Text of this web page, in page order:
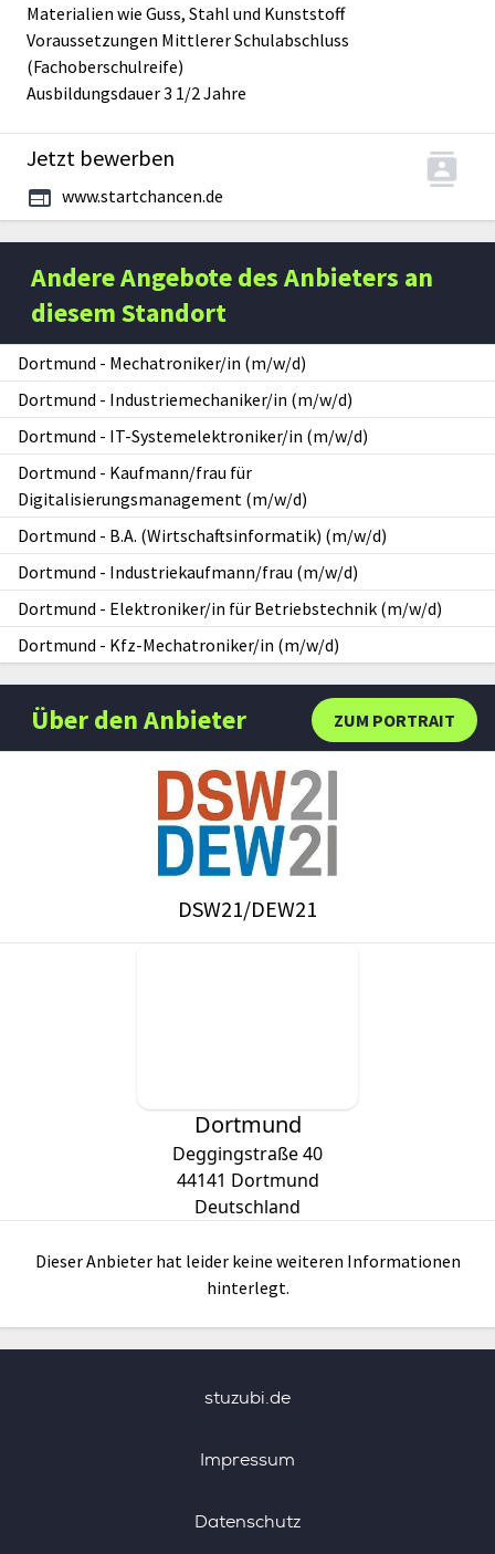
Materialien wie Guss, Stahl und Kunststoff
Voraussetzungen Mittlerer Schulabschluss
(Fachoberschulreife)
Ausbildungsdauer 3 1/2 Jahre
Jetzt bewerben
www.startchancen.de
Andere Angebote des Anbieters an
diesem Standort
Dortmund - Mechatroniker/in (m/w/d)
Dortmund - Industriemechaniker/in (m/w/d)
Dortmund - IT-Systemelektroniker/in (m/w/d)
Dortmund - Kaufmann/frau für
Digitalisierungsmanagement (m/w/d)
Dortmund - B.A. (Wirtschaftsinformatik) (m/w/d)
Dortmund - Industriekaufmann/frau (m/w/d)
Dortmund - Elektroniker/in für Betriebstechnik (m/w/d)
Dortmund - Kfz-Mechatroniker/in (m/w/d)
ZUM PORTRAIT
Über den Anbieter
DSW21/DEW21
Dortmund
Deggingstraße 40
44141 Dortmund
Deutschland
Dieser Anbieter hat leider keine weiteren Informationen
hinterlegt.
stuzubi.de
Impressum
Datenschutz